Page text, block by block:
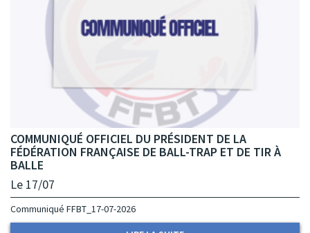
COMMUNIQUÉ OFFICIEL DU PRÉSIDENT DE LA
FÉDÉRATION FRANÇAISE DE BALL-TRAP ET DE TIR À
BALLE
Le 17/07
Communiqué FFBT_17-07-2026